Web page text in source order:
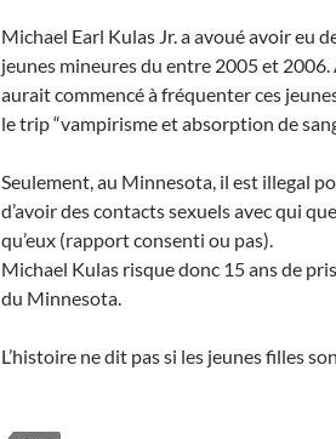
Michael Earl Kulas Jr. a avoué avoir eu
jeunes mineures du entre 2005 et 2006.
aurait commencé à fréquenter ces
le trip “vampirisme et absorption de
Seulement, au Minnesota, il est illegal
d’avoir des contacts sexuels avec qui
qu’eux (rapport consenti ou pas).
Michael Kulas risque donc 15 ans de
du Minnesota.
L’histoire ne dit pas si les jeunes filles